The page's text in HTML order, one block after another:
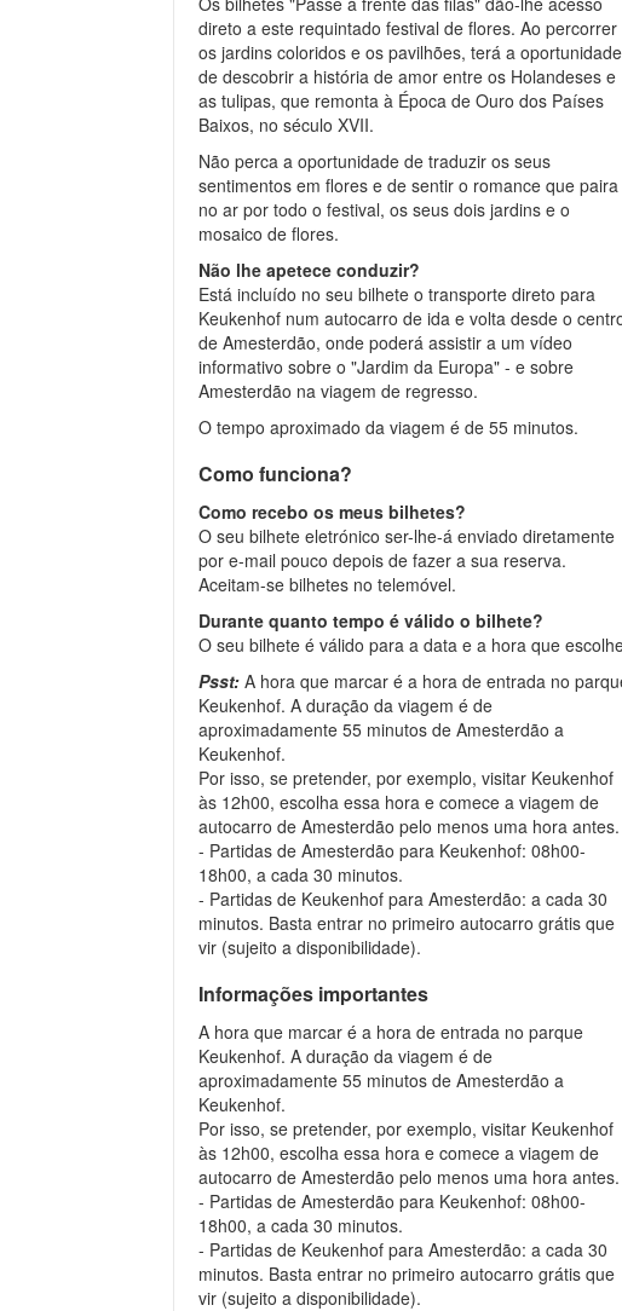
direto a este requintado festival de flores. Ao percorrer
os jardins coloridos e os pavilhões, terá a oportunidade
de descobrir a história de amor entre os Holandeses e
as tulipas, que remonta à Época de Ouro dos Países
Baixos, no século XVII.
Não perca a oportunidade de traduzir os seus
sentimentos em flores e de sentir o romance que paira
no ar por todo o festival, os seus dois jardins e o
mosaico de flores.
Não lhe apetece conduzir?
Está incluído no seu bilhete o transporte direto para
Keukenhof num autocarro de ida e volta desde o
de Amesterdão, onde poderá assistir a um vídeo
informativo sobre o "Jardim da Europa" - e sobre
Amesterdão na viagem de regresso.
O tempo aproximado da viagem é de 55 minutos.
Como funciona?
Como recebo os meus bilhetes?
O seu bilhete eletrónico ser-lhe-á enviado diretamente
por e-mail pouco depois de fazer a sua reserva.
Aceitam-se bilhetes no telemóvel.
Durante quanto tempo é válido o bilhete?
O seu bilhete é válido para a data e a hora que
Psst: A hora que marcar é a hora de entrada no
Keukenhof. A duração da viagem é de
aproximadamente 55 minutos de Amesterdão a
Keukenhof.
Por isso, se pretender, por exemplo, visitar Keukenhof
às 12h00, escolha essa hora e comece a viagem de
autocarro de Amesterdão pelo menos uma hora antes.
- Partidas de Amesterdão para Keukenhof: 08h00-
18h00, a cada 30 minutos.
- Partidas de Keukenhof para Amesterdão: a cada 30
minutos. Basta entrar no primeiro autocarro grátis que
vir (sujeito a disponibilidade).
Informações importantes
A hora que marcar é a hora de entrada no parque
Keukenhof. A duração da viagem é de
aproximadamente 55 minutos de Amesterdão a
Keukenhof.
Por isso, se pretender, por exemplo, visitar Keukenhof
às 12h00, escolha essa hora e comece a viagem de
autocarro de Amesterdão pelo menos uma hora antes.
- Partidas de Amesterdão para Keukenhof: 08h00-
18h00, a cada 30 minutos.
- Partidas de Keukenhof para Amesterdão: a cada 30
minutos. Basta entrar no primeiro autocarro grátis que
vir (sujeito a disponibilidade).